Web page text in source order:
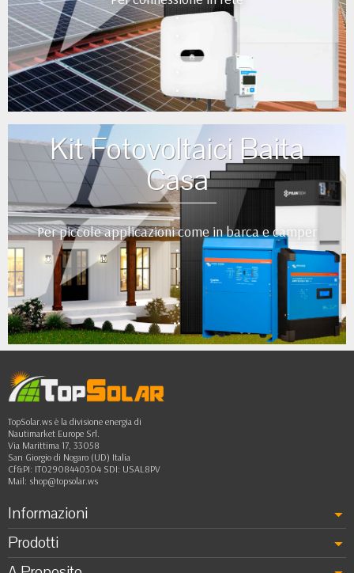
•
•
Kit Fotovoltaici Baita
Casa
Per piccole applicazioni come in barca e camper
•
•
•
•
••
TopSolar.ws è la divisione energia di
Nautimarket Europe Srl.
Via Marittima 17, 33058
San Giorgio di Nogaro (UD) Italia
Cf&PI: IT02908440304 SDI: USAL8PV
Mail: shop@topsolar.ws
Informazioni
Prodotti